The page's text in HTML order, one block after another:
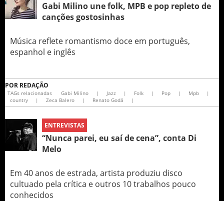
Gabi Milino une folk, MPB e pop repleto de
canções gostosinhas
Música reflete romantismo doce em português,
espanhol e inglês
POR REDAÇÃO
TAGs relacionadas Gabi Milino | Jazz | Folk | Pop | Mpb
|
country
| Zeca Balero | Renato Godá |
ENTREVISTAS
“Nunca parei, eu saí de cena”, conta Di
Melo
Em 40 anos de estrada, artista produziu disco
cultuado pela crítica e outros 10 trabalhos pouco
conhecidos